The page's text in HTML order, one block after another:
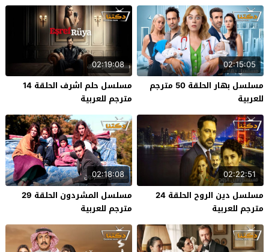
02:15:05
مسلسل بهار الحلقة 50 مترجم
للعربية
02:19:08
مسلسل حلم اشرف الحلقة 14
مترجم للعربية
02:22:51
مسلسل دين الروح الحلقة 24
مترجم للعربية
02:18:08
مسلسل المشردون الحلقة 29
مترجم للعربية